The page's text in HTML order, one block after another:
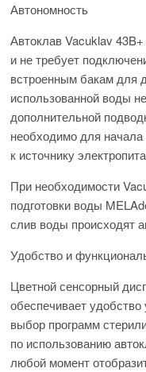
Автономность
Автоклав Vacuklav
и не требует
встроенным бакам для
использованной воды
дополнительной
необходимо для
к источнику
При необходимости
подготовки воды
слив воды происходят
Удобство и
Цветной сенсорный
обеспечивает
выбор программ
по использованию
любой момент